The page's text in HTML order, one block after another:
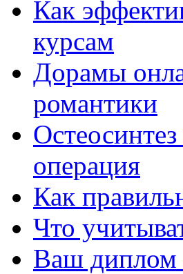
Как
курсам
Дорамы
романтики
операция
Как
Что
Ваш диплом